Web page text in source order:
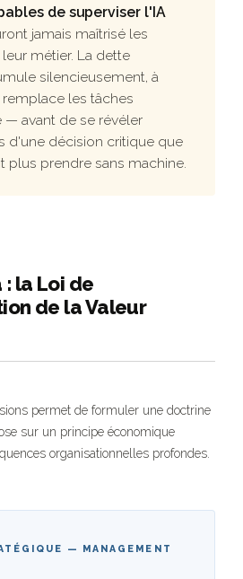
de superviser l'IA
jamais maîtrisé les
métier. La dette
silencieusement, à
les tâches
— avant de se révéler
d'une décision critique que
plus prendre sans machine.
: la Loi de
de la Valeur
permet de formuler une doctrine
sur un principe économique
organisationnelles profondes.
— MANAGEMENT